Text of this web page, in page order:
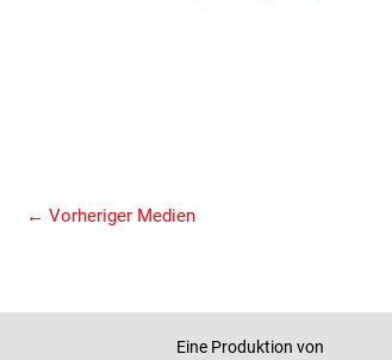
← Vorheriger Medien
Eine Produktion von